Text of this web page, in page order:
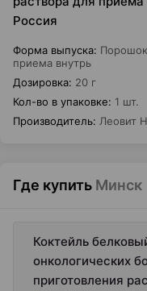
Россия
Форма выпуска:
приема внутрь
Дозировка: 20 г
Кол-во в упаковке: 1 шт.
Производитель: Леовит
Где купить Минск
Коктейль
онкологических
приготовления